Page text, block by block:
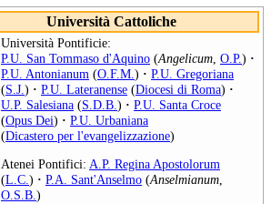
Università Cattoliche
Università Pontificie:
P.U. San Tommaso d'Aquino (Angelicum O.P.) ·
P.U. Antonianum (O.F.M. ) · P.U. Gregoriana
(S.J. ) · P.U. Lateranense (Diocesi di Roma) ·
U.P. Salesiana (S.D.B. ) · P.U. Santa Croce
(Opus Dei) · P.U. Urbaniana
(Dicastero per l'evangelizzazione)
Atenei Pontifici: A.P. Regina Apostolorum
(L.C.) · P.A. Sant'Anselmo (Anselmianum,
O.S.B.)